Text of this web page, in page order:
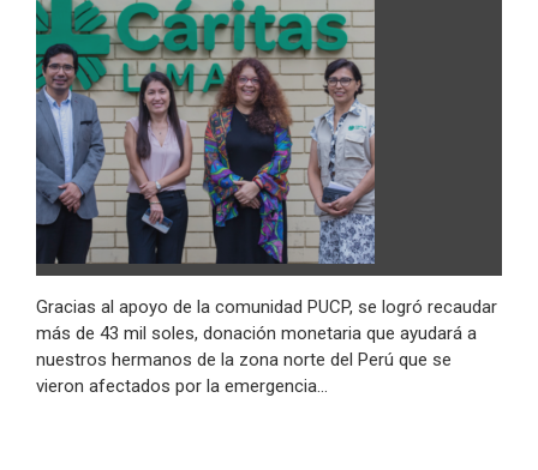
Gracias al apoyo de la comunidad PUCP, se logró recaudar
más de 43 mil soles, donación monetaria que ayudará a
nuestros hermanos de la zona norte del Perú que se
vieron afectados por la emergencia…